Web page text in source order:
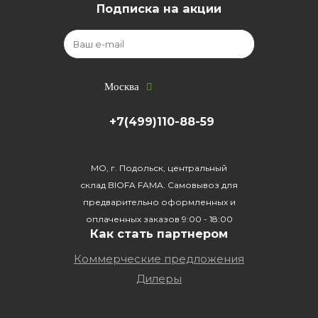
Подписка на акции
Москва
+7(499)110-88-59
МО, г. Подольск, центральный
склад BIOFA FAMA. Самовывоз для
предварительно оформленных и
оплаченных заказов 9:00 - 18:00
Как стать партнером
Коммерческие предложения
Дилеры